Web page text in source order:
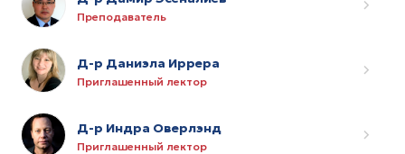
Преподаватель
Д-р Даниэла Иррера
Приглашенный лектор
Д-р Индра Оверлэнд
Приглашенный лектор